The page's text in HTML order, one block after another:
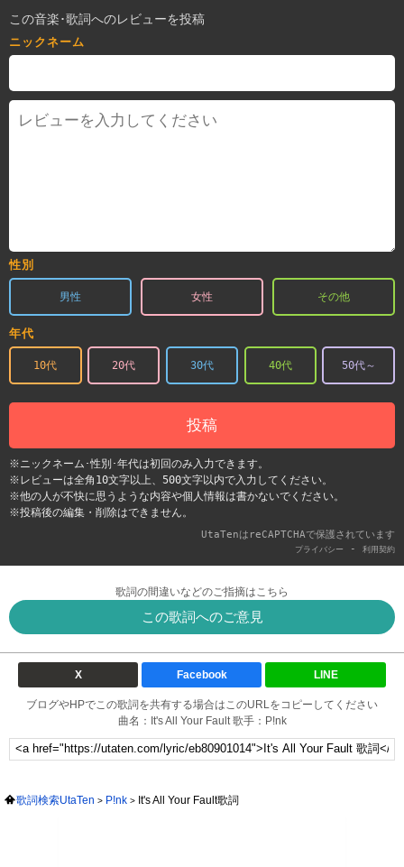
この音楽･歌詞へのレビューを投稿
ニックネーム
性別
男性 女性 その他
年代
10代 20代 30代 40代 50代～
投稿
※ニックネーム･性別･年代は初回のみ入力できます。
※レビューは全角10文字以上、500文字以内で入力してください。
※他の人が不快に思うような内容や個人情報は書かないでください。
※投稿後の編集・削除はできません。
UtaTenはreCAPTCHAで保護されています
プライバシー - 利用契約
歌詞の間違いなどのご指摘はこちら
この歌詞へのご意見
X Facebook LINE
ブログやHPでこの歌詞を共有する場合はこのURLをコピーしてください
曲名：It's All Your Fault 歌手：P!nk
歌詞検索UtaTen P!nk It's All Your Fault歌詞